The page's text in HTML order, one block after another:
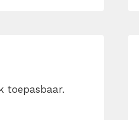
toepasbaar.